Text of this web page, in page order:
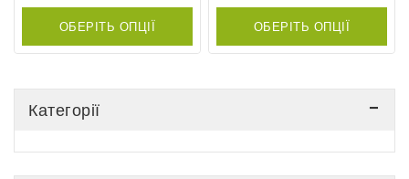
ОБЕРІТЬ ОПЦІЇ ОБЕРІТЬ ОПЦІЇ
Категорії